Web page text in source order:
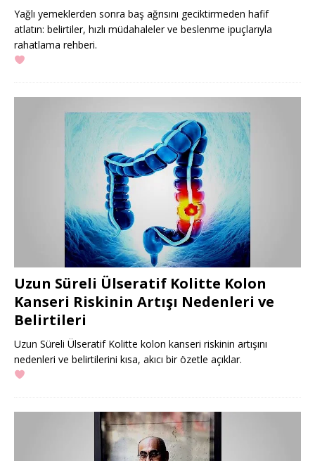
Yağlı yemeklerden sonra baş ağrısını geciktirmeden hafif
atlatın: belirtiler, hızlı müdahaleler ve beslenme ipuçlarıyla
rahatlama rehberi.
Uzun Süreli Ülseratif Kolitte Kolon
Kanseri Riskinin Artışı Nedenleri ve
Belirtileri
Uzun Süreli Ülseratif Kolitte kolon kanseri riskinin artışını
nedenleri ve belirtilerini kısa, akıcı bir özetle açıklar.